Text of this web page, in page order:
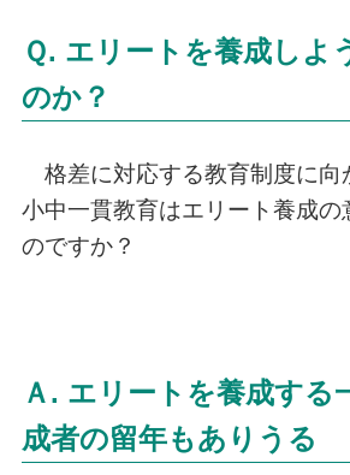
Ｑ. エリートを養成しよ
のか？
格差に対応する教育制度に向
小中一貫教育はエリート養成の
のですか？
Ａ. エリートを養成する
成者の留年もありうる